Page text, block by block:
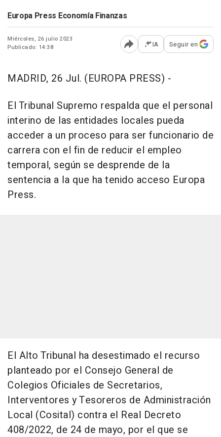
Europa Press Economía Finanzas
Miércoles, 26 julio 2023
Publicado: 14:38
Abrir opciones para
IA Seguir en
MADRID, 26 Jul. (EUROPA PRESS) -
El Tribunal Supremo respalda que el personal
interino de las entidades locales pueda
acceder a un proceso para ser funcionario de
carrera con el fin de reducir el empleo
temporal, según se desprende de la
sentencia a la que ha tenido acceso Europa
Press.
El Alto Tribunal ha desestimado el recurso
planteado por el Consejo General de
Colegios Oficiales de Secretarios,
Interventores y Tesoreros de Administración
Local (Cosital) contra el Real Decreto
408/2022, de 24 de mayo, por el que se